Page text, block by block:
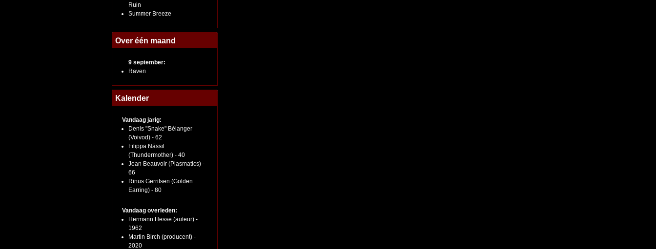
Ruin
Summer Breeze
Over één maand
9 september:
Raven
Kalender
Vandaag jarig:
Denis "Snake" Bélanger
(Voivod) - 62
Filippa Nässil
(Thundermother) - 40
Jean Beauvoir (Plasmatics) -
66
Rinus Gerritsen (Golden
Earring) - 80
Vandaag overleden:
Hermann Hesse (auteur) -
1962
Martin Birch (producent) -
2020